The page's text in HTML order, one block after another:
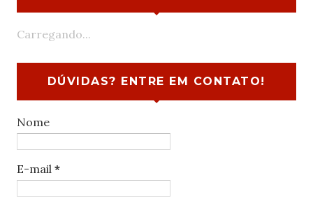
Carregando...
DÚVIDAS? ENTRE EM CONTATO!
Nome
E-mail *